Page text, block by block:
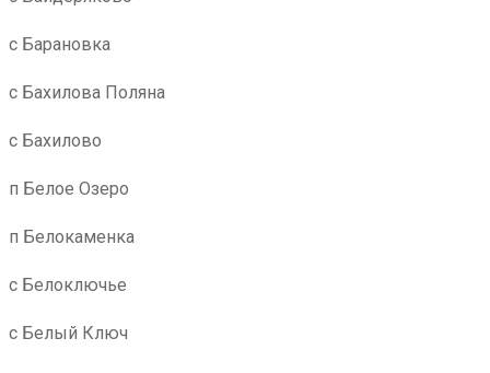
с Барановка
с Бахилова Поляна
с Бахилово
п Белое Озеро
п Белокаменка
с Белоключье
с Белый Ключ